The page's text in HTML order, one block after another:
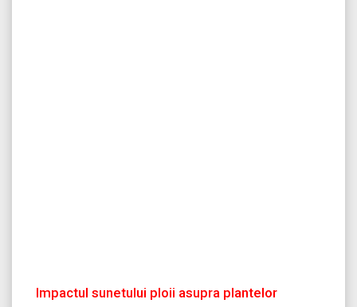
Impactul sunetului ploii asupra plantelor